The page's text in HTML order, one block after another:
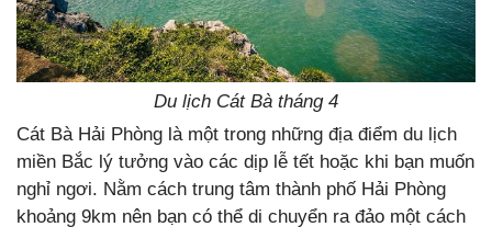
Du lịch Cát Bà tháng 4
Cát Bà Hải Phòng là một trong những địa điểm du lịch
miền Bắc lý tưởng vào các dịp lễ tết hoặc khi bạn muốn
nghỉ ngơi. Nằm cách trung tâm thành phố Hải Phòng
khoảng 9km nên bạn có thể di chuyển ra đảo một cách